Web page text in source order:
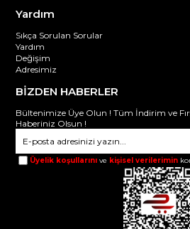
Yardım
Sıkça Sorulan Sorular
Yardım
Değişim
Adresimiz
BİZDEN HABERLER
Bültenimize Üye Olun ! Tüm İndirim ve
Haberiniz Olsun !
Üyelik koşullarını ve kişisel verilerimin